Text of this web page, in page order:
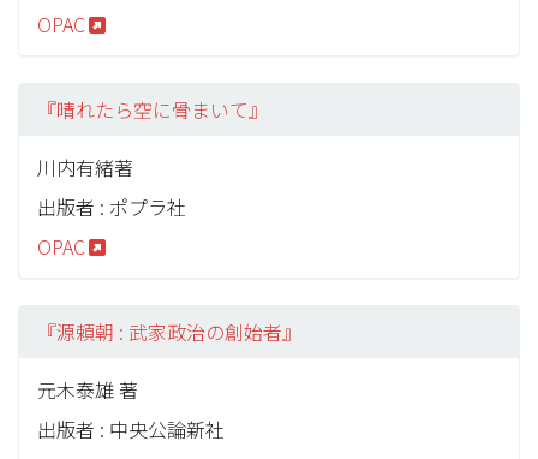
OPAC
『晴れたら空に骨まいて』
川内有緒著
出版者 : ポプラ社
OPAC
『源頼朝 : 武家政治の創始者』
元木泰雄 著
出版者 : 中央公論新社